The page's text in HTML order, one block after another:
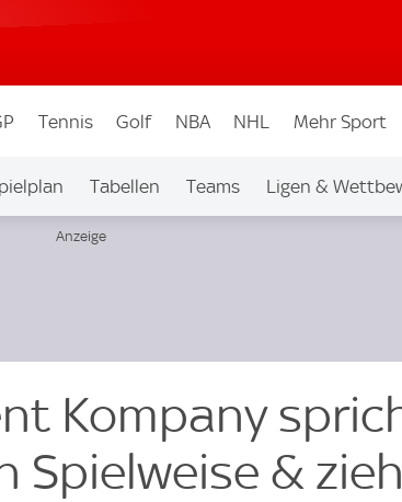
Tennis Golf NBA NHL Mehr Sport
Tabellen Teams Ligen &
Kompany
Spielweise &